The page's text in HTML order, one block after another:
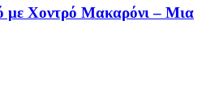
με Χοντρό Μακαρόνι – Μια